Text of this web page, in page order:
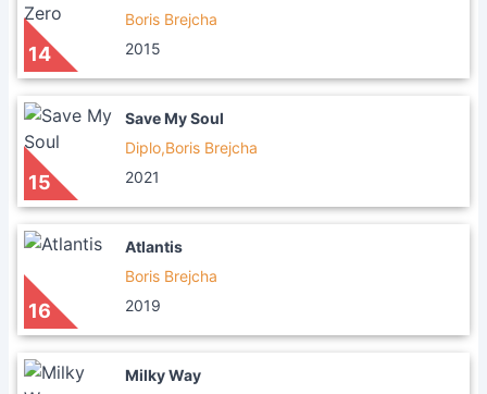
14
Boris Brejcha
2015
15
Save My Soul
Diplo,Boris Brejcha
2021
16
Atlantis
Boris Brejcha
2019
Milky Way